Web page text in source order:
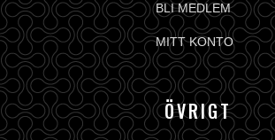
BLI MEDLEM
MITT KONTO
ÖVRIGT